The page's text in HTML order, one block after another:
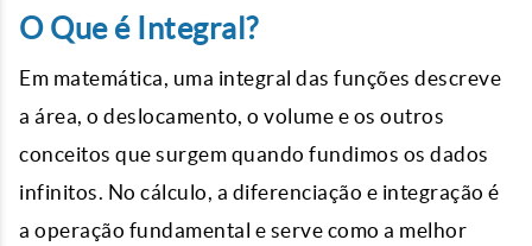
O Que é Integral?
Em matemática, uma integral das funções descreve
a área, o deslocamento, o volume e os outros
conceitos que surgem quando fundimos os dados
infinitos. No cálculo, a diferenciação e integração é
a operação fundamental e serve como a melhor